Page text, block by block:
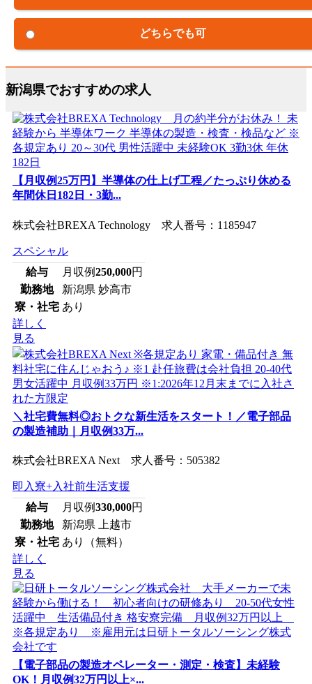
どちらでも可
新潟県でおすすめの求人
【月収例25万円】半導体の仕上げ工程／たっぷり休める
年間休日182日・3勤...
株式会社BREXA Technology 求人番号：1185947
スペシャル
給与
月収例250,000円
勤務地
新潟県 妙高市
寮・社宅 あり
詳しく
見る
＼社宅費無料◎おトクな新生活をスタート！／電子部品
の製造補助｜月収例33万...
株式会社BREXA Next 求人番号：505382
即入寮+入社前生活支援
給与
月収例330,000円
勤務地
新潟県 上越市
寮・社宅 あり（無料）
詳しく
見る
【電子部品の製造オペレーター・測定・検査】未経験
OK！月収例32万円以上×...